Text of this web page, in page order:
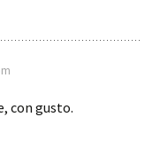
con gusto.